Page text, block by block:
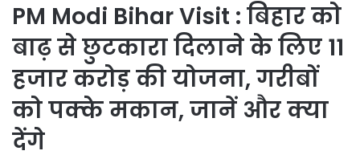
PM Modi Bihar Visit : बिहार को
बाढ़ से छुटकारा दिलाने के लिए 11
हजार करोड़ की योजना, गरीबों
को पक्के मकान, जानें और क्या
देंगे